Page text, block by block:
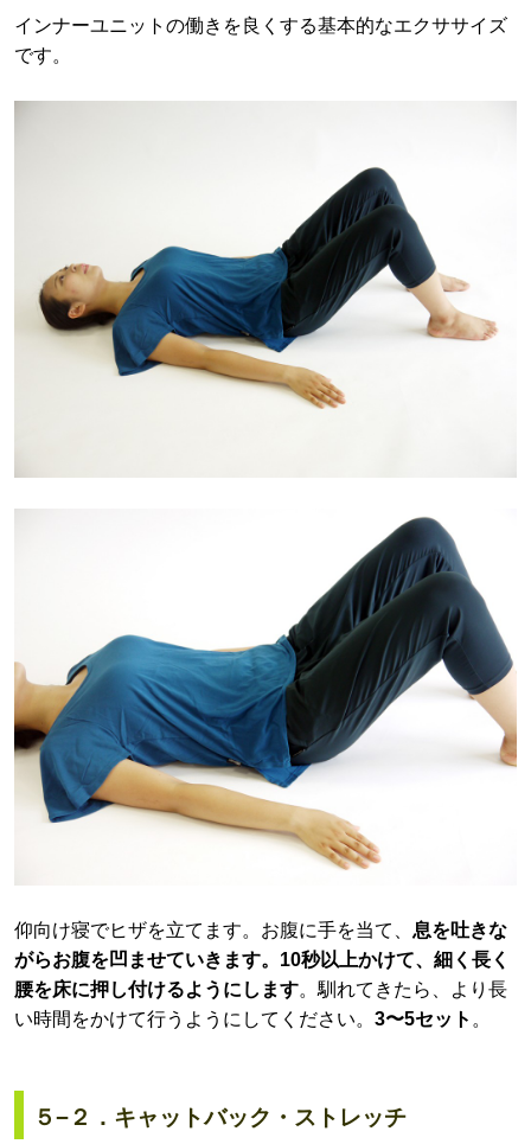
インナーユニットの働きを良くする基本的なエクササイズ
です。
仰向け寝でヒザを立てます。お腹に手を当て、 息を吐きな
がらお腹を凹ませていきます。10秒以上かけて、細く長く
腰を床に押し付けるようにします。馴れてきたら、より長
い時間をかけて行うようにしてください。 3〜5セット 。
５−２．キャットバック・ストレッチ